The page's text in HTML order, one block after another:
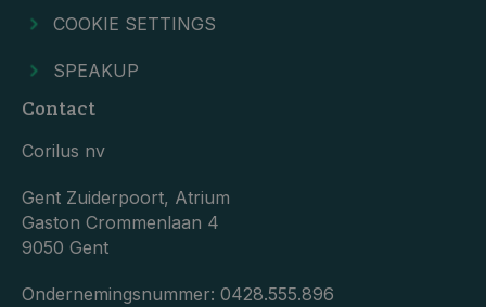
COOKIE SETTINGS
SPEAKUP
Contact
Corilus nv
Gent Zuiderpoort, Atrium
Gaston Crommenlaan 4
9050 Gent
Ondernemingsnummer: 0428.555.896